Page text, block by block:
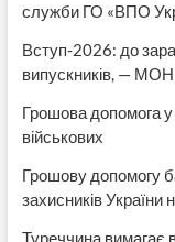
служби ГО «ВПО
Вступ-2026: до
випускників, — МОН
Грошова допомога у
військових
Грошову допомогу
захисників
Туреччина вимагає